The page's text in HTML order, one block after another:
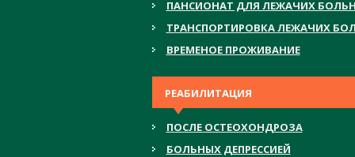
ПАНСИОНАТ ДЛЯ ЛЕЖАЧИХ
ТРАНСПОРТИРОВКА ЛЕЖАЧИХ
ВРЕМЕНОЕ ПРОЖИВАНИЕ
РЕАБИЛИТАЦИЯ
ПОСЛЕ ОСТЕОХОНДРОЗА
БОЛЬНЫХ ДЕПРЕССИЕЙ